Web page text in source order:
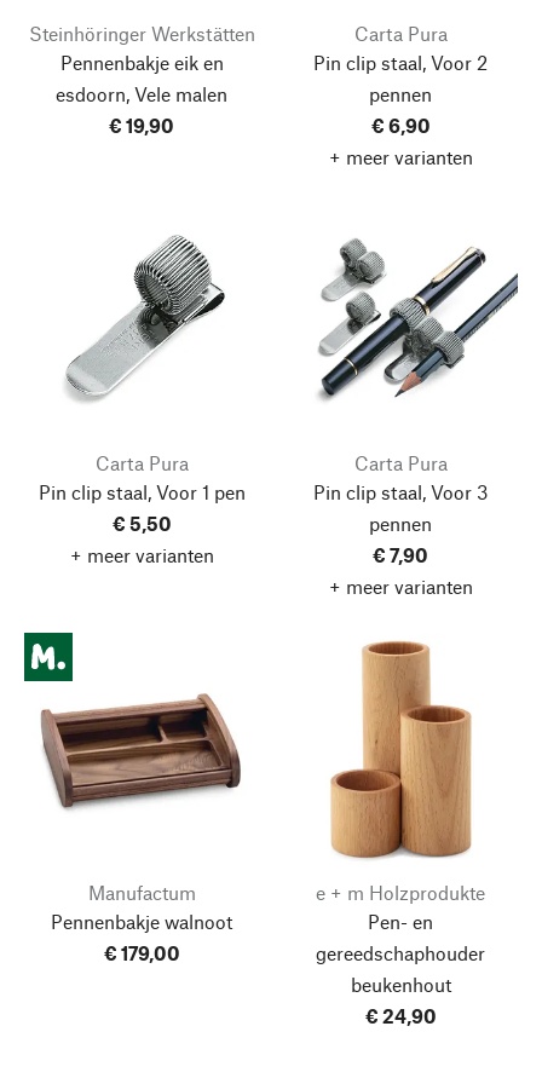
Steinhöringer Werkstätten
Pennenbakje eik en
esdoorn, Vele malen
€ 19,90
Carta Pura
Pin clip staal, Voor 2
pennen
€ 6,90
+ meer varianten
Carta Pura
Pin clip staal, Voor 1 pen
€ 5,50
+ meer varianten
Carta Pura
Pin clip staal, Voor 3
pennen
€ 7,90
+ meer varianten
Manufactum
Pennenbakje walnoot
€ 179,00
e + m Holzprodukte
Pen- en
gereedschaphouder
beukenhout
€ 24,90